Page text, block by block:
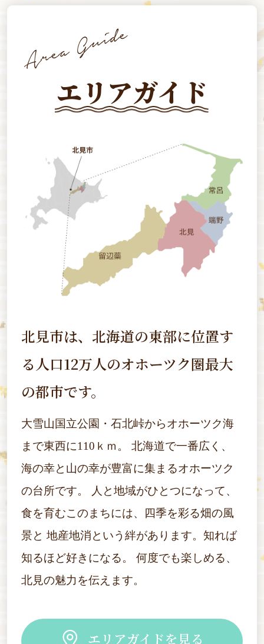
エリアガイド
北見市は、北海道の東部に位置す
る 人口12万人のオホーツク圏最大
の都市です。
大雪山国立公園・石北峠からオホーツク海
まで東西に110ｋｍ。 北海道で一番広く、
海の幸と山の幸が豊富に集まるオホーツク
の台所です。
人と地域がひとつになって、
食を育むこのまちには、四季を彩る畑の風
景と 地産地消という絆があります。知れば
知るほど好きになる。 何度でも楽しめる、
北見の魅力を伝えます。
エリアガイドを見る